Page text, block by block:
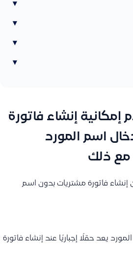
▾
▾
▾
▾
إنشاء فاتورة
اسم المورد
مع ذلك
فاتورة مشتريات بدون اسم
يعد حقلًا إجباريًا عند إنشاء فاتورة